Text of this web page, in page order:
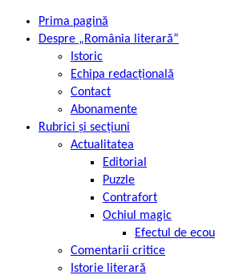
Prima pagină
Despre „România literară”
Istoric
Echipa redacțională
Contact
Abonamente
Rubrici și secțiuni
Actualitatea
Editorial
Puzzle
Contrafort
Ochiul magic
Efectul de ecou
Comentarii critice
Istorie literară